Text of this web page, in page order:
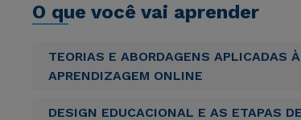
O que você vai aprender
TEORIAS E ABORDAGENS APLICADAS À
APRENDIZAGEM ONLINE
DESIGN EDUCACIONAL E AS ETAPAS DE